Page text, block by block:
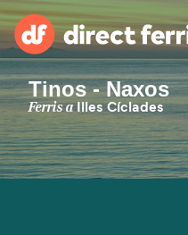
Països
Bitllets de Ferry
Tinos - Naxos
Ferris aIlles Cíclades